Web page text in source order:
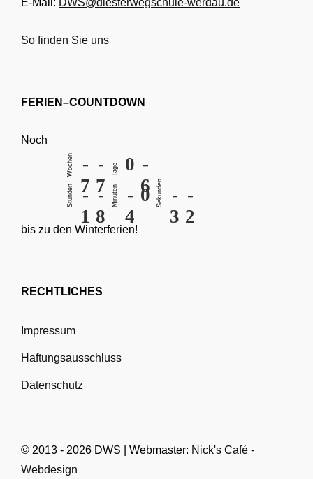
So finden Sie uns
FERIEN–COUNTDOWN
Noch
Wochen -
7
-
7
Tage 0 -
6
Stunden -
1
-
8
Minuten -
4
0 Sekunden -
3
-
2
bis zu den Winterferien!
RECHTLICHES
Impressum
Haftungsausschluss
Datenschutz
© 2013 - 2026 DWS | Webmaster: Nick's Café -
Webdesign